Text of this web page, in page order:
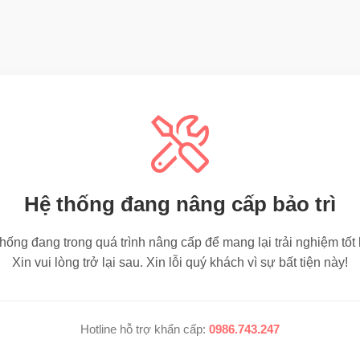
Hệ thống đang nâng cấp bảo trì
đang trong quá trình nâng cấp để mang lại trải nghiệm tốt
Xin vui lòng trở lại sau. Xin lỗi quý khách vì sự bất tiện này!
Hotline hỗ trợ khẩn cấp: 0986.743.247